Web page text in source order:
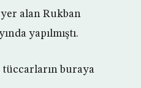
alan Rukban
yapılmıştı.
tüccarların buraya